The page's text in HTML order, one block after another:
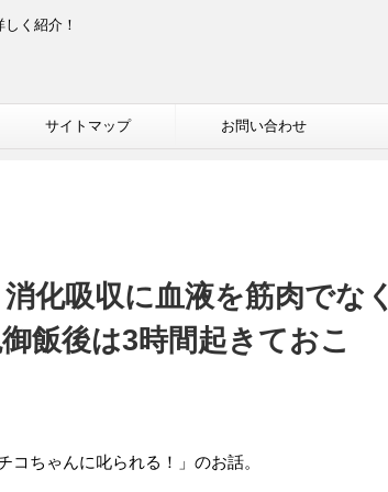
く紹介！
サイトマップ お問い合わせ
化吸収に血液を筋肉でなく
飯後は3時間起きておこ
コちゃんに叱られる！」のお話。